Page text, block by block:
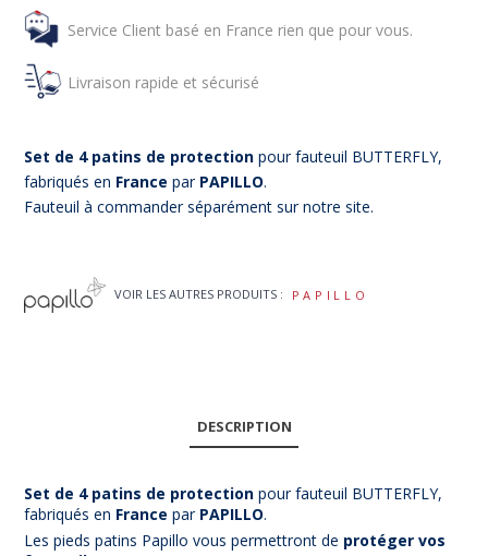
Service Client basé en France rien que pour vous.
Livraison rapide et sécurisé
Set de 4 patins de protection pour fauteuil BUTTERFLY,
fabriqués en France par PAPILLO.
Fauteuil à commander séparément sur notre site.
VOIR LES AUTRES PRODUITS : PAPILLO
DESCRIPTION
Set de 4 patins de protection pour fauteuil BUTTERFLY,
fabriqués en France par PAPILLO.
Les pieds patins Papillo vous permettront de protéger vos